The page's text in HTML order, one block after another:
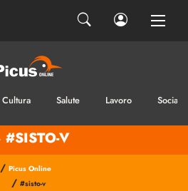
Cultura Salute Lavoro Sociale
#SISTO-V
/ Picus Online
/ #sisto-v